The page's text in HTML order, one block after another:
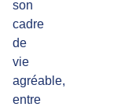
son
cadre
de
vie
agréable,
entre